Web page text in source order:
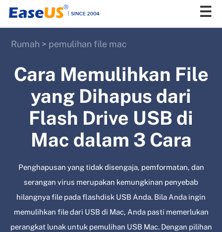
Rumah > pemulihan file mac
Cara Memulihkan File
yang Dihapus dari
Flash Drive USB di
Mac dalam 3 Cara
Penghapusan yang tidak disengaja, pemformatan, dan
serangan virus merupakan kemungkinan penyebab
hilangnya file pada flashdisk USB Anda. Bila Anda ingin
memulihkan file dari USB di Mac, Anda pasti memerlukan
perangkat lunak untuk pemulihan USB Mac. Dengan pilihan